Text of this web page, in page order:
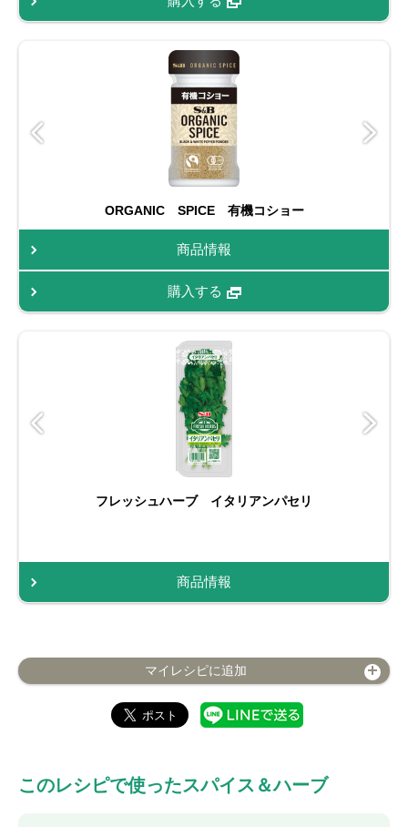
ORGANIC SPICE 有機コショー
商品情報
購入する
フレッシュハーブ イタリアンパセリ
商品情報
マイレシピに追加
このレシピで使ったスパイス＆ハーブ